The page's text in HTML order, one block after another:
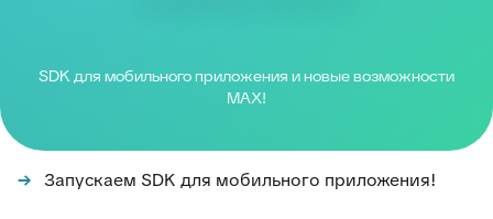
SDK для мобильного приложения и новые возможности
MAX!
Запускаем SDK для мобильного приложения!